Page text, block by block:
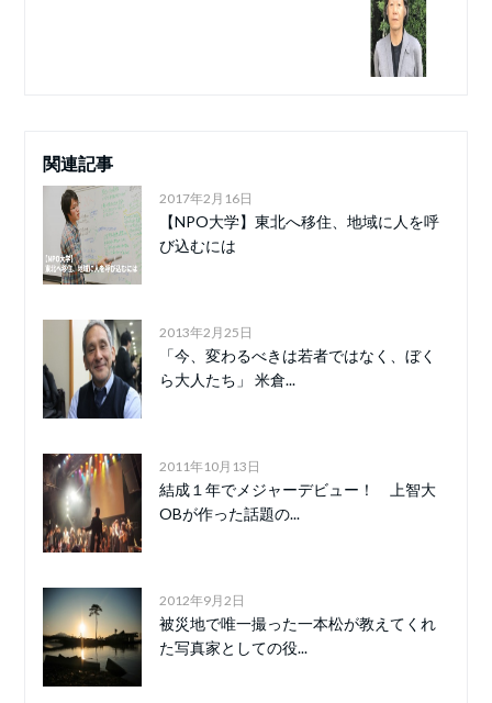
関連記事
2017年2月16日
【NPO大学】東北へ移住、地域に人を呼
び込むには
2013年2月25日
「今、変わるべきは若者ではなく、ぼく
ら大人たち」 米倉...
2011年10月13日
結成１年でメジャーデビュー！ 上智大
OBが作った話題の...
2012年9月2日
被災地で唯一撮った一本松が教えてくれ
た写真家としての役...